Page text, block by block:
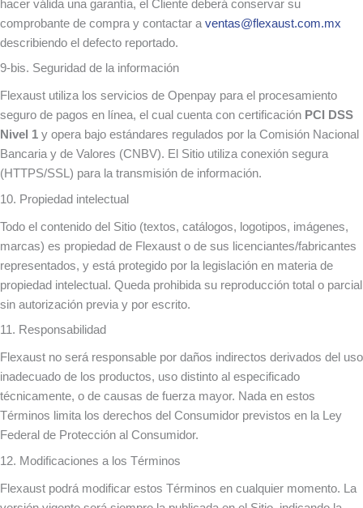
hacer válida una garantía, el Cliente deberá conservar su
comprobante de compra y contactar a ventas@flexaust.com.mx
describiendo el defecto reportado.
9-bis. Seguridad de la información
Flexaust utiliza los servicios de Openpay para el procesamiento
seguro de pagos en línea, el cual cuenta con certificación PCI DSS
Nivel 1 y opera bajo estándares regulados por la Comisión Nacional
Bancaria y de Valores (CNBV). El Sitio utiliza conexión segura
(HTTPS/SSL) para la transmisión de información.
10. Propiedad intelectual
Todo el contenido del Sitio (textos, catálogos, logotipos, imágenes,
marcas) es propiedad de Flexaust o de sus licenciantes/fabricantes
representados, y está protegido por la legislación en materia de
propiedad intelectual. Queda prohibida su reproducción total o parcial
sin autorización previa y por escrito.
11. Responsabilidad
Flexaust no será responsable por daños indirectos derivados del uso
inadecuado de los productos, uso distinto al especificado
técnicamente, o de causas de fuerza mayor. Nada en estos
Términos limita los derechos del Consumidor previstos en la Ley
Federal de Protección al Consumidor.
12. Modificaciones a los Términos
Flexaust podrá modificar estos Términos en cualquier momento. La